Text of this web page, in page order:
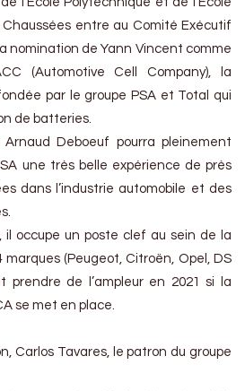
entre au Comité Exécutif
nomination de Yann Vincent comme
(Automotive Cell Company), la
par le groupe PSA et Total qui
de batteries.
Deboeuf pourra pleinement
une très belle expérience de près
dans l’industrie automobile et des
occupe un poste clef au sein de la
(Peugeot, Citroën, Opel, DS
prendre de l’ampleur en 2021 si la
se met en place.
Carlos Tavares, le patron du groupe